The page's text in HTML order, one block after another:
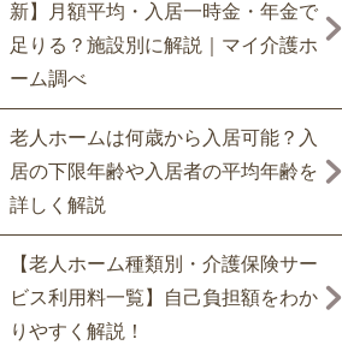
新】月額平均・入居一時金・年金で
足りる？施設別に解説｜マイ介護ホ
ーム調べ
老人ホームは何歳から入居可能？入
居の下限年齢や入居者の平均年齢を
詳しく解説
【老人ホーム種類別・介護保険サー
ビス利用料一覧】自己負担額をわか
りやすく解説！